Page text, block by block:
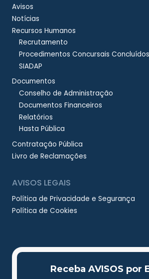
Avisos
Notícias
Recursos Humanos
Recrutamento
Procedimentos Concursais Concluídos
SIADAP
Documentos
Conselho de Administração
Documentos Financeiros
Relatórios
Hasta Pública
Contratação Pública
Livro de Reclamações
AVISOS LEGAIS
Política de Privacidade e Segurança
Política de Cookies
Receba AVISOS por